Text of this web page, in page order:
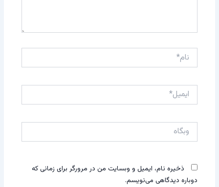
نام*
ایمیل*
وبگاه
ذخیره نام، ایمیل و وبسایت من در مرورگر برای زمانی که
دوباره دیدگاهی می‌نویسم.